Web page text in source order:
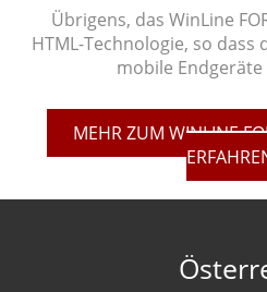
Übrigens, das WinLine
HTML-Technologie, so
mobile
MEHR ZUM WINLINE